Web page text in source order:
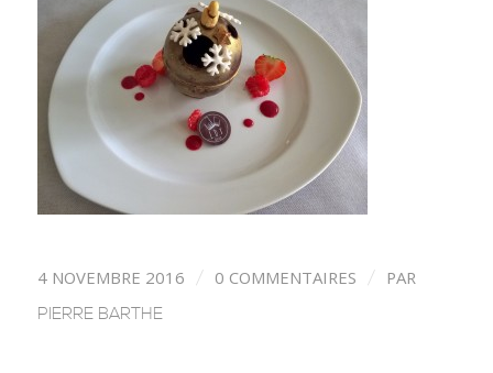
4 NOVEMBRE 2016 / 0 COMMENTAIRES / PAR
PIERRE BARTHE